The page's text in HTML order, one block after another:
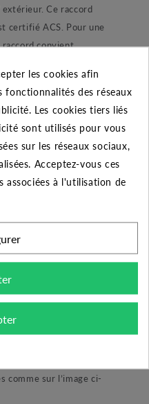
Ce raccord
certifié ACS. Pour une
raccord convient
Dans sa conception le
torique lubrifié pour une
retrouvons une bague
le perdre lors du
Une bague de
de maintenir le tube.
ergonomique qui à pour
une procédure
comme sur l’image ci-
les cookies afin
fonctionnalités des réseaux
Les cookies tiers liés
sont utilisés pour vous
sur les réseaux sociaux,
Acceptez-vous ces
associées à l'utilisation de